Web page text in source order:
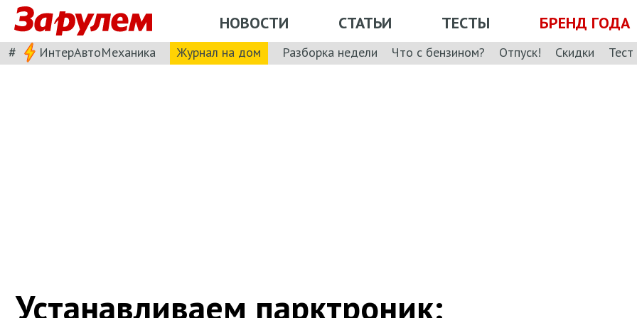
НОВОСТИ СТАТЬИ ТЕСТЫ БРЕНД ГОДА
# ИнтерАвтоМеханика Журнал на дом Разборка недели Что с бензином? Отпуск! Скидки
Устанавливаем парктроник: